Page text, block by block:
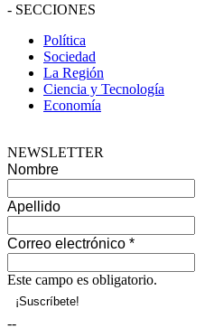
- SECCIONES
Política
Sociedad
La Región
Ciencia y Tecnología
Economía
NEWSLETTER
Nombre
Apellido
Correo electrónico *
Este campo es obligatorio.
--